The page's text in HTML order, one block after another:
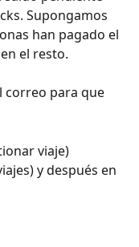
Supongamos
han pagado el
el resto.
correo para que
viaje)
y después en